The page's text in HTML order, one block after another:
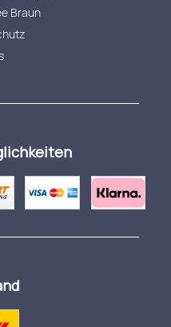
Braun